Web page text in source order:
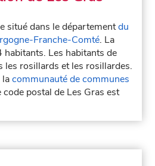
situé dans le départementdu
Franche-Comté. La
Les habitants de
les rosillards et les rosillardes.
lacommunauté de communes
code postal de Les Gras est